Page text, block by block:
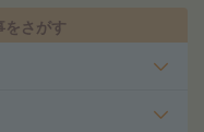
をさがす